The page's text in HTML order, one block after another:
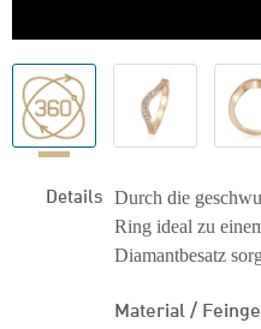
Details Durch die
Ring ideal zu
Diamantbesatz
Material /